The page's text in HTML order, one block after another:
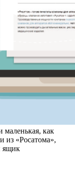
маленькая, как
из «Росатома»,
ящик